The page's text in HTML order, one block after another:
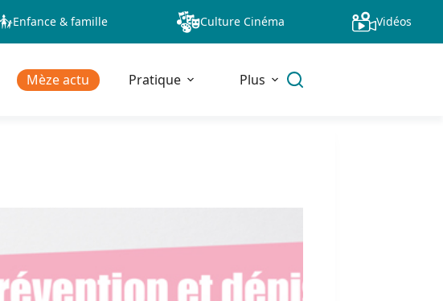
Enfance & famille Culture Cinéma Vidéos
Mèze actu Pratique Plus